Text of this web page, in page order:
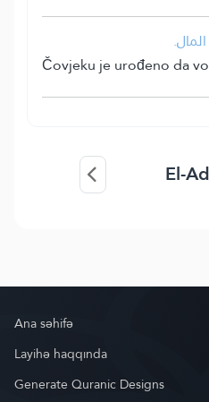
Čovjeku je urođeno da
El-
Ana səhifə
Layihə haqqında
Generate Quranic Designs